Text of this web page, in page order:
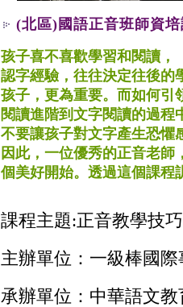
(北區)國語正音班師資
孩子喜不喜歡學習和閱讀，
認字經驗，往往決定往後的
孩子，更為重要。而如何引
閱讀進階到文字閱讀的過程
不要讓孩子對文字產生恐懼
因此，一位優秀的正音老師
個美好開始。透過這個課程
課程主題:正音教學技
主辦單位： 一級棒國
承辦單位： 中華語文